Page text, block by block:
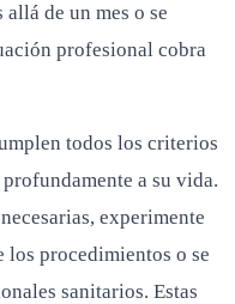
de un mes o se
profesional cobra
todos los criterios
a su vida.
experimente
los procedimientos o se
sanitarios. Estas